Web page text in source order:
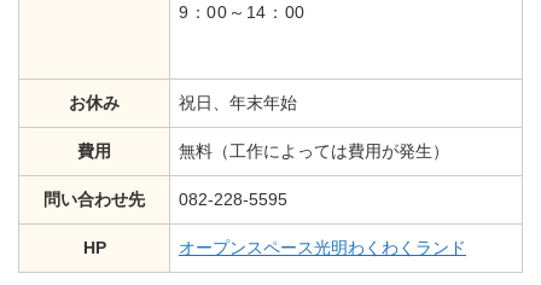
9：00～14：00
お休み 祝日、年末年始
費用 無料（工作によっては費用が発生）
問い合わせ先 082-228-5595
HP オープンスペース光明わくわくランド